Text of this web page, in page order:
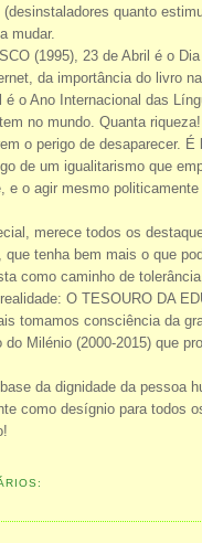
quanto
mudar.
(1995), 23 de Abril é o
da importância do livro
o Ano Internacional das
no mundo. Quanta
o perigo de
de um igualitarismo que
e o agir mesmo
merece todos os
tenha bem mais o que
como caminho de
O TESOURO DA
tomamos consciência da
Milénio (2000-2015) que
da dignidade da pessoa
como desígnio para